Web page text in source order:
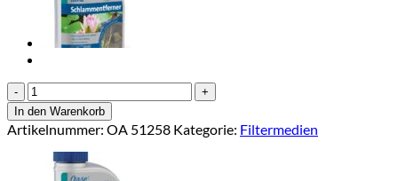
Oase
Filterschwammset
rot/blau
für
FiltoClear
16000
In den Warenkorb
Artikelnummer: OA 51258 Kategorie: Filtermedien